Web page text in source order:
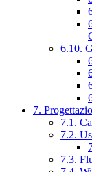
6.10.
7.
7.1.
7.2.
7.3.